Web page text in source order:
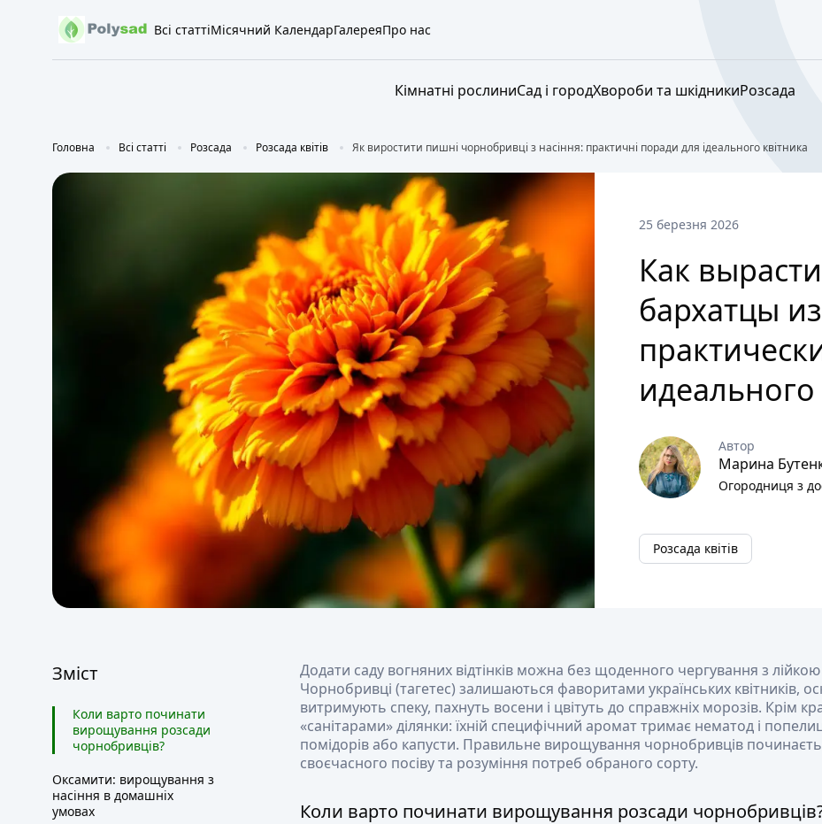
Всі статтіМісячний КалендарГалереяПро нас
Кімнатні рослиниСад і городХвороби та шкідникиРозсада
Головна Всі статті Розсада Розсада квітів Як виростити пишні чорнобривці з насіння: практичні поради для ідеального квітника
25 березня 2026
Как
бархатцы
Автор
Марина
Огородниця з
Розсада квітів
Зміст
Коли варто починати
вирощування розсади
чорнобривців?
Оксамити: вирощування з
насіння в домашніх
умовах
Додати саду вогняних відтінків можна без щоденного чергування з
Чорнобривці (тагетес) залишаються фаворитами українських квітників,
витримують спеку, пахнуть восени і цвітуть до справжніх морозів. Крім
«санітарами» ділянки: їхній специфічний аромат тримає нематод і
помідорів або капусти. Правильне вирощування чорнобривців
своєчасного посіву та розуміння потреб обраного сорту.
Коли варто починати вирощування розсади